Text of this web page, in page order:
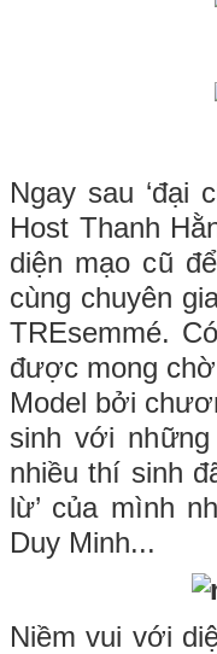
Ngay sau ‘đại
Host Thanh
diện mạo cũ
cùng chuyên
TREsemmé.
được mong chờ
Model bởi
sinh với
nhiều thí sinh
lừ’ của mình
Duy Minh...
Niềm vui với